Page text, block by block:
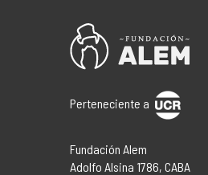
Perteneciente a
Fundación Alem
Adolfo Alsina 1786, CABA